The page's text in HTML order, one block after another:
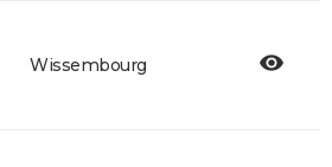
Wissembourg